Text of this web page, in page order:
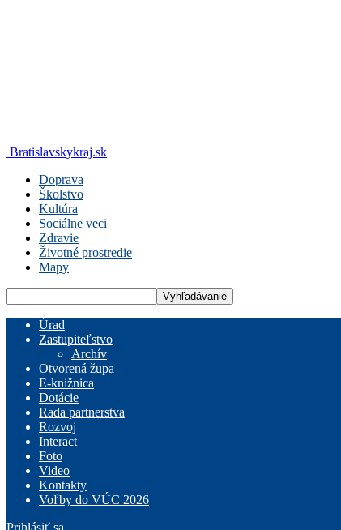
Bratislavskykraj.sk
Doprava
Školstvo
Kultúra
Sociálne veci
Zdravie
Životné prostredie
Mapy
Úrad
Zastupiteľstvo
Archív
Otvorená župa
E-knižnica
Dotácie
Rada partnerstva
Rozvoj
Interact
Foto
Video
Kontakty
Voľby do VÚC 2026
Prihlásiť sa